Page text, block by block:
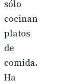
sólo
cocinan
platos
de
comida.
Ha